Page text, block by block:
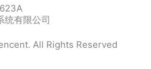
统有限公司
All Rights Reserved